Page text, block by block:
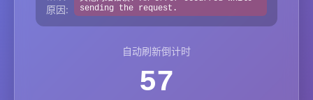
原因:
sending the request.
自动刷新倒计时
57